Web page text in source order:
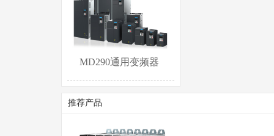
MD290通用变频器
推荐产品